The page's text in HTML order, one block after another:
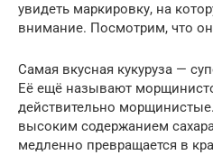
увидеть маркировку, на
внимание. Посмотрим, что
Самая вкусная кукуруза —
Её ещё называют
действительно
высоким содержанием
медленно превращается в